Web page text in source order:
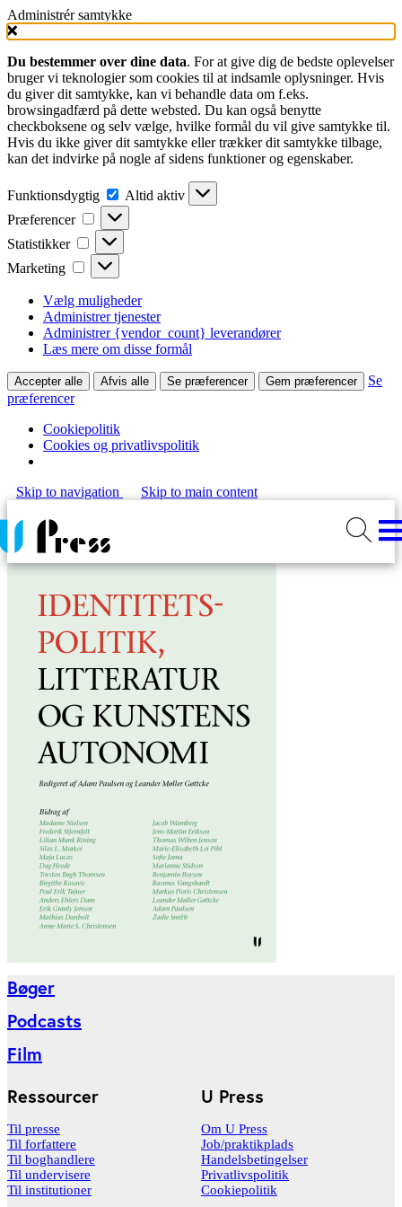
Administrér samtykke
Du bestemmer over dine data. For at give dig de bedste oplevelser
bruger vi teknologier som cookies til at indsamle oplysninger. Hvis
du giver dit samtykke, kan vi behandle data om f.eks.
browsingadfærd på dette websted. Du kan også benytte
checkboksene og selv vælge, hvilke formål du vil give samtykke til.
Hvis du ikke giver dit samtykke eller trækker dit samtykke tilbage,
kan det indvirke på nogle af sidens funktioner og egenskaber.
Funktionsdygtig Funktionsdygtig
Altid aktiv
Præferencer
Præferencer
Statistikker Statistikker
Marketing Marketing
Vælg muligheder
Administrer tjenester
Administrer {vendor_count} leverandører
Læs mere om disse formål
Accepter alle Afvis alle Se præferencer Gem præferencer
Se
præferencer
Cookiepolitik
Cookies og privatlivspolitik
Skip to navigation Skip to main content
Bøger
Podcasts
Film
U Press
Om U Press
Job/praktikplads
Handelsbetingelser
Privatlivspolitik
Cookiepolitik
Ressourcer
Til presse
Til forfattere
Til boghandlere
Til undervisere
Til institutioner